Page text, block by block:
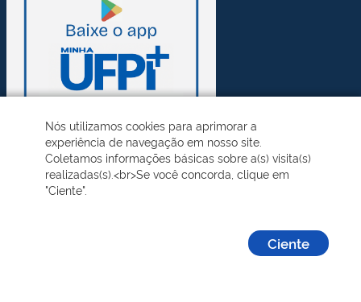
Nós utilizamos cookies para aprimorar a
experiência de navegação em nosso site.
Coletamos informações básicas sobre a(s) visita(s)
realizadas(s).<br>Se você concorda, clique em
"Ciente".
Ciente